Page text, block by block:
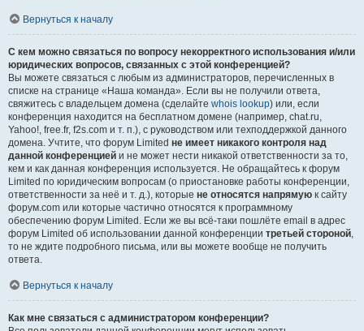
Вернуться к началу
С кем можно связаться по вопросу некорректного использования и/или
юридических вопросов, связанных с этой конференцией?
Вы можете связаться с любым из администраторов, перечисленных в
списке на странице «Наша команда». Если вы не получили ответа,
свяжитесь с владельцем домена (сделайте whois lookup) или, если
конференция находится на бесплатном домене (например, chat.ru,
Yahoo!, free.fr, f2s.com и т. п.), с руководством или техподдержкой данного
домена. Учтите, что форум Limited не имеет никакого контроля над
данной конференцией и не может нести никакой ответственности за то,
кем и как данная конференция используется. Не обращайтесь к форум
Limited по юридическим вопросам (о приостановке работы конференции,
ответственности за неё и т. д.), которые не относятся напрямую к сайту
форум.com или которые частично относятся к программному
обеспечению форум Limited. Если же вы всё-таки пошлёте email в адрес
форум Limited об использовании данной конференции третьей стороной,
то не ждите подробного письма, или вы можете вообще не получить
ответа.
Вернуться к началу
Как мне связаться с администратором конференции?